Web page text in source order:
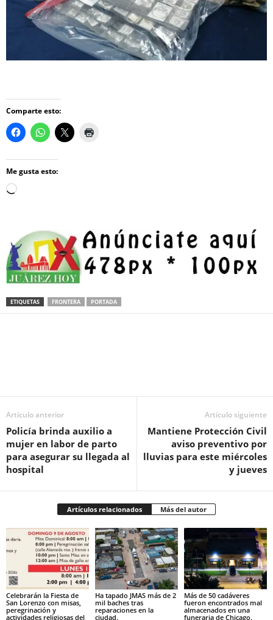
Comparte esto:
Me gusta esto:
Loading…
ETIQUETAS FRONTERA PORTADA
Artículo anterior
Policía brinda auxilio a
mujer en labor de parto
para asegurar su llegada al
hospital
Artículo siguiente
Mantiene Protección Civil
aviso preventivo por
lluvias para este miércoles
y jueves
Artículos relacionados Más del autor
Celebrarán la Fiesta de
San Lorenzo con misas,
peregrinación y
actividades religiosas del
Ha tapado JMAS más de 2
mil baches tras
reparaciones en la
ciudad.
Más de 50 cadáveres
fueron encontrados mal
almacenados en una
funeraria de Chicago.